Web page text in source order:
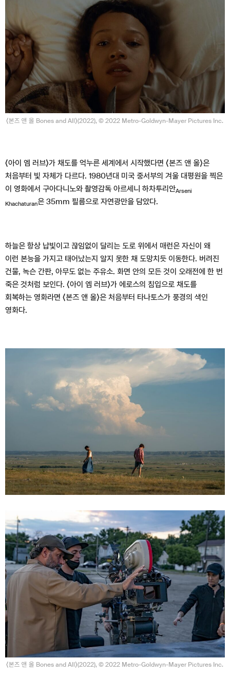
⟨본즈 앤 올 Bones and All⟩(2022), © 2022 Metro-Goldwyn-Mayer Pictures Inc.
⟨아이 엠 러브⟩가 채도를 억누른 세계에서 시작했다면 ⟨본즈 앤 올⟩은
처음부터 빛 자체가 다르다. 1980년대 미국 중서부의 겨울 대평원을 찍은
이 영화에서 구아다니노와 촬영감독 아르세니 하차투리안Arseni
Khachaturan은 35mm 필름으로 자연광만을 담았다.
하늘은 항상 납빛이고 끊임없이 달리는 도로 위에서 매런은 자신이 왜
이런 본능을 가지고 태어났는지 알지 못한 채 도망치듯 이동한다. 버려진
건물, 녹슨 간판, 아무도 없는 주유소. 화면 안의 모든 것이 오래전에 한 번
죽은 것처럼 보인다. ⟨아이 엠 러브⟩가 에로스의 침입으로 채도를
회복하는 영화라면 ⟨본즈 앤 올⟩은 처음부터 타나토스가 풍경의 색인
영화다.
⟨본즈 앤 올 Bones and All⟩(2022), © 2022 Metro-Goldwyn-Mayer Pictures Inc.